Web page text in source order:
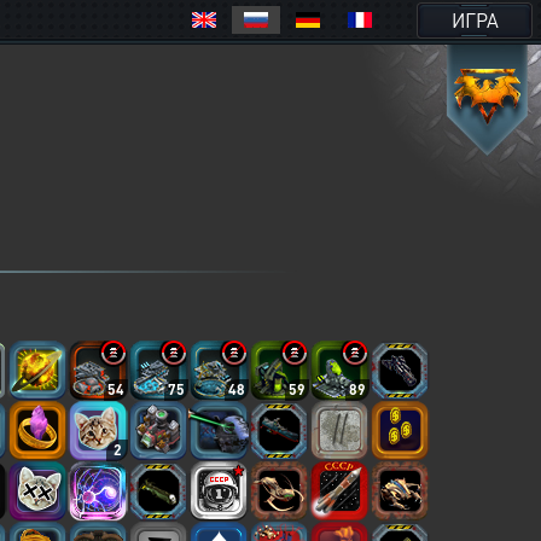
ИГРА
54 75 48 59 89
2